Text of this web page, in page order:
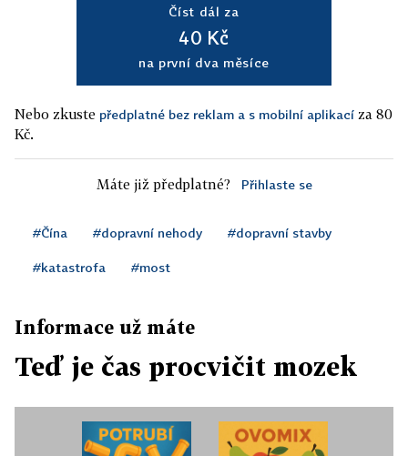
Číst dál za
40 Kč
na první dva měsíce
Nebo zkuste předplatné bez reklam a s mobilní aplikací za 80
Kč.
Máte již předplatné? Přihlaste se
#Čína #dopravní nehody #dopravní stavby
#katastrofa #most
Informace už máte
Teď je čas procvičit mozek